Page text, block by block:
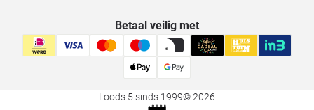
Betaal veilig met
Loods 5 sinds 1999© 2026